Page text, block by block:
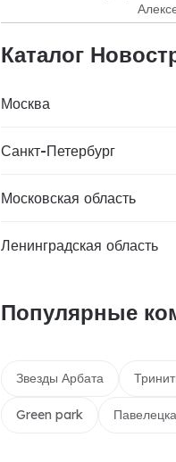
Каталог
Москва
Санкт-Петербург
Московская область
Ленинградская область
Популярные
Звезды Арбата
Green park